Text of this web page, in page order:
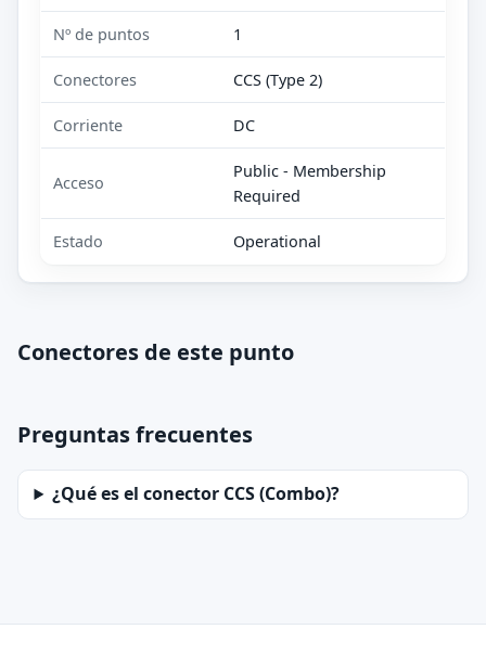
Nº de puntos 1
Conectores CCS (Type 2)
Corriente DC
Acceso
Public - Membership
Required
Estado Operational
Conectores de este punto
Preguntas frecuentes
¿Qué es el conector CCS (Combo)?